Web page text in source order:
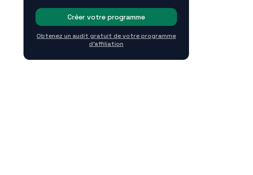
Créer votre programme
Obtenez un audit gratuit de votre programme
d'affiliation